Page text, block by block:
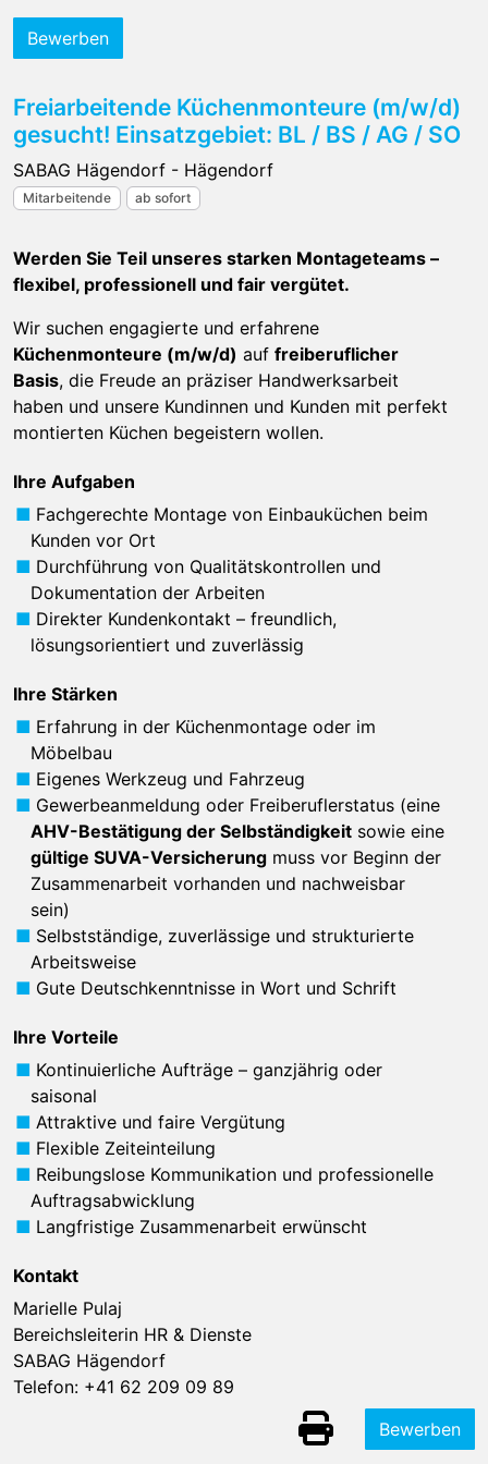
Bewerben
Freiarbeitende Küchenmonteure (m/w/d)
gesucht! Einsatzgebiet: BL / BS / AG / SO
SABAG Hägendorf - Hägendorf
Mitarbeitende ab sofort
Werden Sie Teil unseres starken Montageteams –
flexibel, professionell und fair vergütet.
Wir suchen engagierte und erfahrene
Küchenmonteure (m/w/d) auf freiberuflicher
Basis, die Freude an präziser Handwerksarbeit
haben und unsere Kundinnen und Kunden mit perfekt
montierten Küchen begeistern wollen.
Ihre Aufgaben
Fachgerechte Montage von Einbauküchen beim
Kunden vor Ort
Durchführung von Qualitätskontrollen und
Dokumentation der Arbeiten
Direkter Kundenkontakt – freundlich,
lösungsorientiert und zuverlässig
Ihre Stärken
Erfahrung in der Küchenmontage oder im
Möbelbau
Eigenes Werkzeug und Fahrzeug
Gewerbeanmeldung oder Freiberuflerstatus (eine
AHV-Bestätigung der Selbständigkeit sowie eine
gültige SUVA-Versicherung muss vor Beginn der
Zusammenarbeit vorhanden und nachweisbar
sein)
Selbstständige, zuverlässige und strukturierte
Arbeitsweise
Gute Deutschkenntnisse in Wort und Schrift
Ihre Vorteile
Kontinuierliche Aufträge – ganzjährig oder
saisonal
Attraktive und faire Vergütung
Flexible Zeiteinteilung
Reibungslose Kommunikation und professionelle
Auftragsabwicklung
Langfristige Zusammenarbeit erwünscht
Kontakt
Marielle Pulaj
Bereichsleiterin HR & Dienste
SABAG Hägendorf
Telefon: +41 62 209 09 89
Bewerben